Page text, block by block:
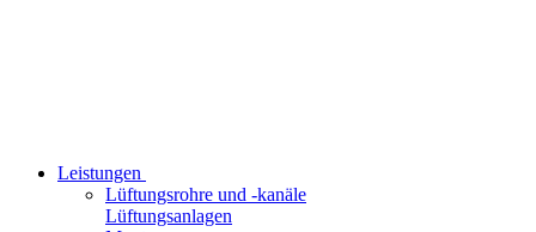
Leistungen
Lüftungsrohre und -kanäle
Lüftungsanlagen